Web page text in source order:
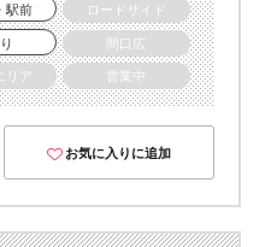
駅前
ロードサイド
間口広
リア 営業中
お気に入りに追加